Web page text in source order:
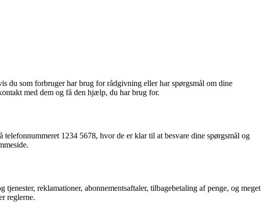
du som forbruger har brug for rådgivning eller har spørgsmål om dine
med dem og få den hjælp, du har brug for.
1234 5678, hvor de er klar til at besvare dine spørgsmål og
reklamationer, abonnementsaftaler, tilbagebetaling af penge, og meget
reglerne.